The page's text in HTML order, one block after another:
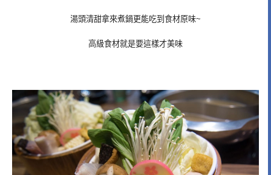
湯頭清甜拿來煮鍋更能吃到食材原味~
高級食材就是要這樣才美味